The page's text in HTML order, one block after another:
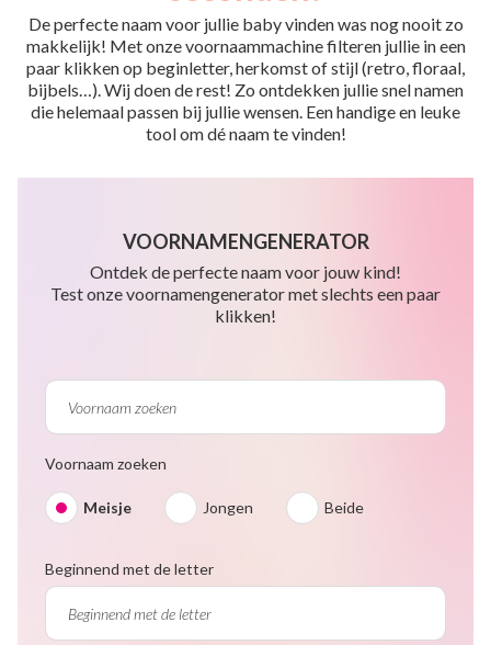
De perfecte naam voor jullie baby vinden was nog nooit zo
makkelijk! Met onze voornaammachine filteren jullie in een
paar klikken op beginletter, herkomst of stijl (retro, floraal,
bijbels…). Wij doen de rest! Zo ontdekken jullie snel namen
die helemaal passen bij jullie wensen. Een handige en leuke
tool om dé naam te vinden!
VOORNAMENGENERATOR
Ontdek de perfecte naam voor jouw kind!
Test onze voornamengenerator met slechts een paar
klikken!
Voornaam zoeken
Meisje Jongen Beide
Beginnend met de letter